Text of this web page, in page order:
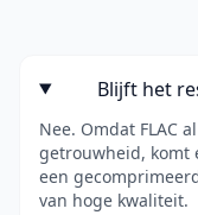
Blijft het
Nee. Omdat FLAC
getrouwheid, komt
een
van hoge kwaliteit.